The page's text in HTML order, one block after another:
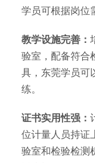
学员可根据岗位
教学设施完善：
验室，配备符合
具，东莞学员可
练。
证书实用性强：
位计量人员持证
验室和检验检测